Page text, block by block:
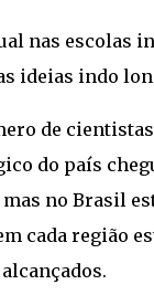
nas escolas
ideias indo
de
do país
no Brasil
cada região